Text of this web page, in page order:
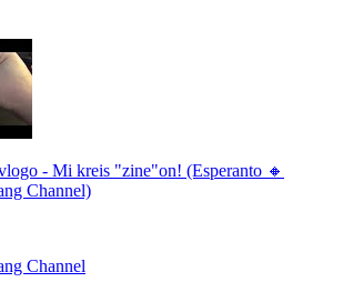
- Mi kreis "zine"on! (Esperanto 🔸
Channel)
Channel